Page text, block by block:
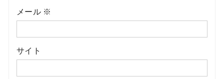
メール ※
サイト